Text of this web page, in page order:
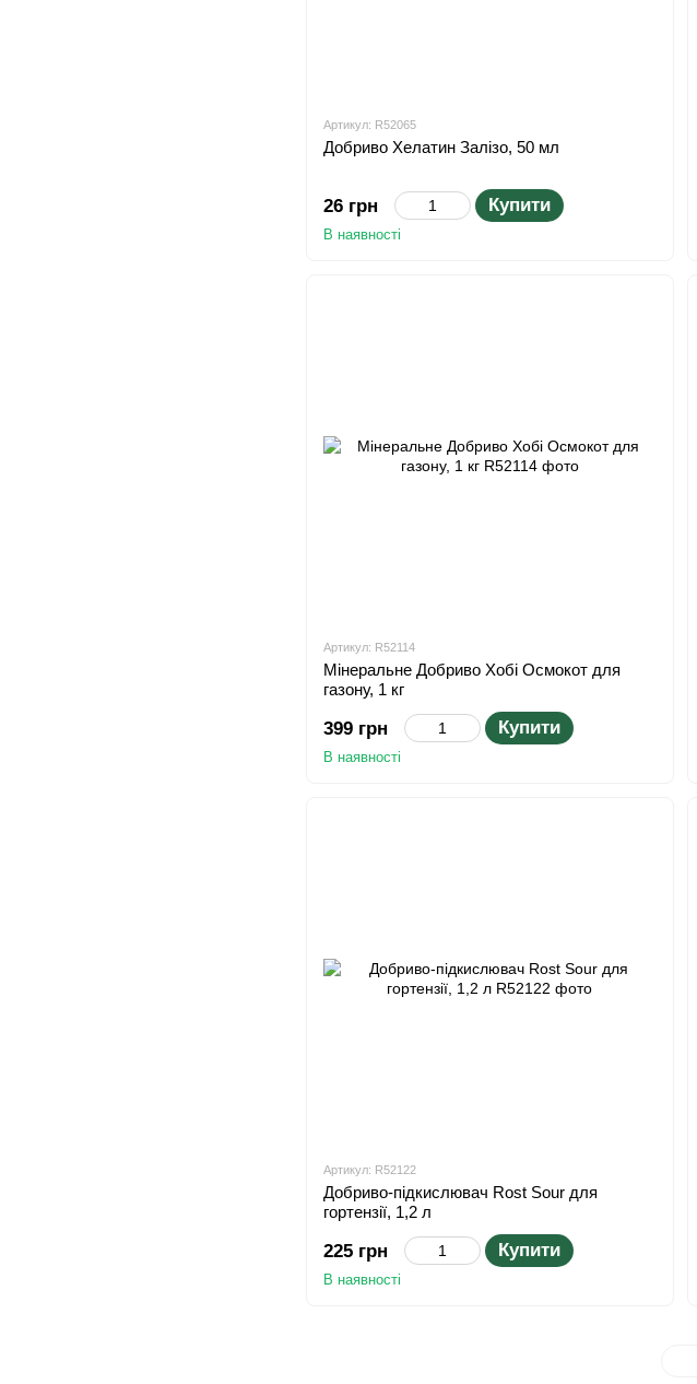
Артикул: R52065
Добриво Хелатин Залізо, 50 мл
26 грн Купити
В наявності
Артикул: R52114
Мінеральне Добриво Хобі Осмокот для
газону, 1 кг
399 грн Купити
В наявності
Артикул: R52122
Добриво-підкислювач Rost Sour для
гортензії, 1,2 л
225 грн Купити
В наявності